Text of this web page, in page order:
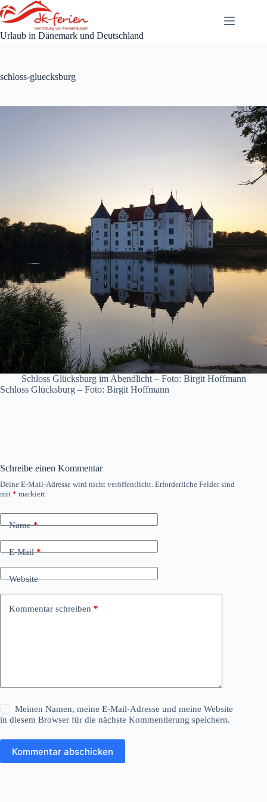
Zum
Inhalt
springen
Urlaub in Dänemark und Deutschland
schloss-gluecksburg
Schloss Glücksburg im Abendlicht – Foto: Birgit Hoffmann
Schloss Glücksburg – Foto: Birgit Hoffmann
Schreibe einen Kommentar
Deine E-Mail-Adresse wird nicht veröffentlicht. Erforderliche Felder sind
mit * markiert
Name*
E-Mail*
Website
Kommentar schreiben *
Meinen Namen, meine E-Mail-Adresse und meine Website
in diesem Browser für die nächste Kommentierung speichern.
Kommentar abschicken